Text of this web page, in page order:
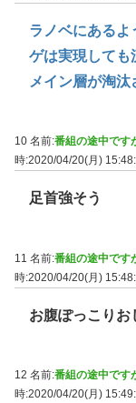
ラノベにあるよ
ゲは実現しても
メイン層が淘汰
10 名前:番組の途中です
時:2020/04/20(月)
足首強そう
11 名前:番組の途中です
時:2020/04/20(月)
お腹ぽっこりお
12 名前:番組の途中です
時:2020/04/20(月)